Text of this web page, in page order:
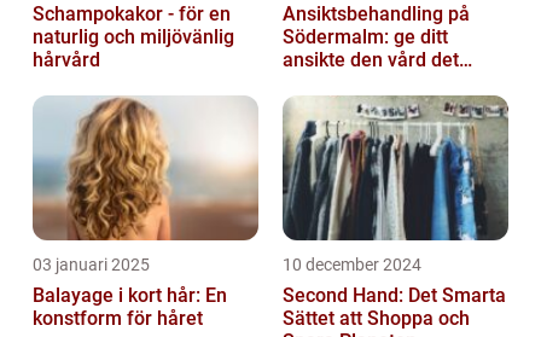
Schampokakor - för en
naturlig och miljövänlig
hårvård
Ansiktsbehandling på
Södermalm: ge ditt
ansikte den vård det
03 januari 2025
Balayage i kort hår: En
konstform för håret
10 december 2024
Second Hand: Det Smarta
Sättet att Shoppa och